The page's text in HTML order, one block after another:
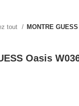
tout MONTRE
Oasis